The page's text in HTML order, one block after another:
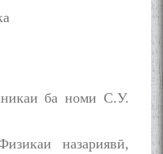
ба номи С.У.
назариявӣ,